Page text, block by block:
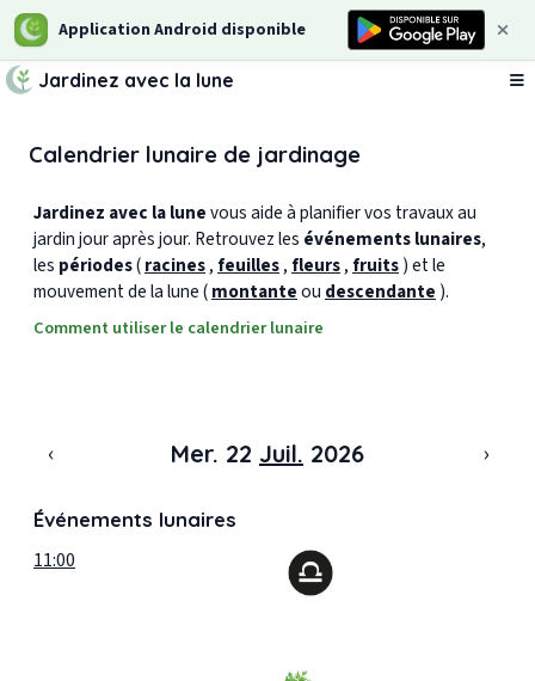
Application Android disponible
Jardinez avec la lune
Calendrier lunaire de jardinage
Jardinez avec la lunevous aide à planifier vos travaux au
jardin jour après jour. Retrouvez les événements lunaires,
les périodes(racines, feuilles, fleurs, fruits) et le
mouvement de la lune (montanteou descendante ).
Comment utiliser le calendrier lunaire
‹ Mer. 22 Juil. 2026 ›
Événements lunaires
11:00